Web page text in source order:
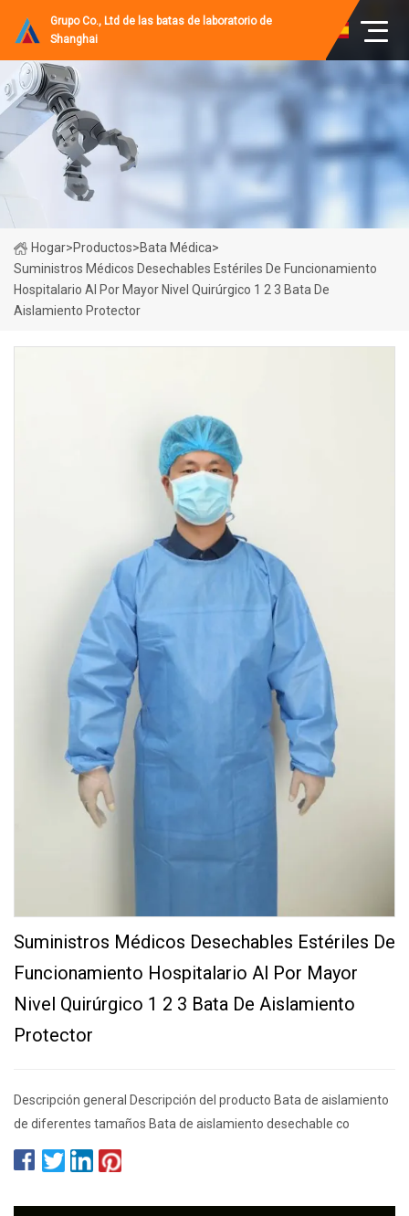
Grupo Co., Ltd de las batas de laboratorio de
Shanghai
Hogar>Productos>Bata Médica>
Suministros Médicos Desechables Estériles De Funcionamiento
Hospitalario Al Por Mayor Nivel Quirúrgico 1 2 3 Bata De
Aislamiento Protector
Suministros Médicos Desechables Estériles De
Funcionamiento Hospitalario Al Por Mayor
Nivel Quirúrgico 1 2 3 Bata De Aislamiento
Protector
Descripción general Descripción del producto Bata de aislamiento
de diferentes tamaños Bata de aislamiento desechable co